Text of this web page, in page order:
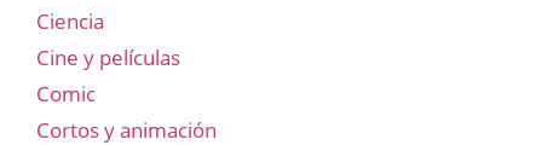
Ciencia
Cine y películas
Comic
Cortos y animación